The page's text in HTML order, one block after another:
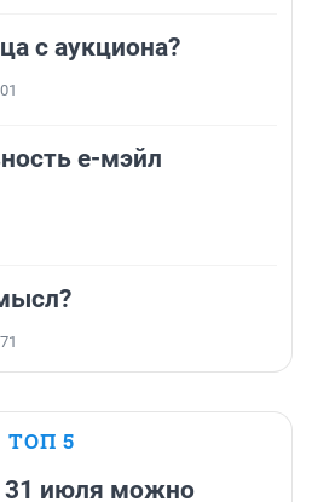
с аукциона?
е-мэйл
ТОП 5
31 июля можно